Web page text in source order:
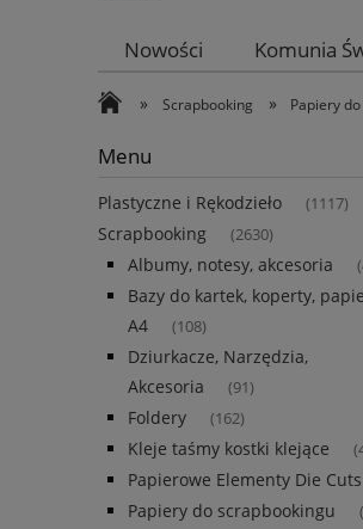
Nowości Komunia
» Scrapbooking » Papiery
Menu
Plastyczne i Rękodzieło (1117)
Scrapbooking (2630)
Albumy, notesy, akcesoria
Bazy do kartek, koperty,
A4
(108)
Dziurkacze, Narzędzia,
Akcesoria
(91)
Foldery (162)
Kleje taśmy kostki klejące
Papierowe Elementy Die Cuts
Papiery do scrapbookingu